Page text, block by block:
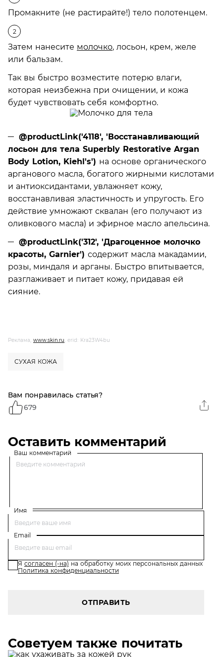
Промакните (не растирайте!) тело полотенцем.
Затем нанесите молочко, лосьон, крем, желе
или бальзам.
Так вы быстро возместите потерю влаги,
которая неизбежна при очищении, и кожа
будет чувствовать себя комфортно.
@productLink('4118', 'Восстанавливающий
лосьон для тела Superbly Restorative Argan
Body Lotion, Kiehl's') на основе органического
арганового масла, богатого жирными кислотами
и антиоксидантами, увлажняет кожу,
восстанавливая эластичность и упругость. Его
действие умножают сквалан (его получают из
оливкового масла) и эфирное масло апельсина.
@productLink('312', 'Драгоценное молочко
красоты, Garnier') содержит масла макадамии,
розы, миндаля и арганы. Быстро впитывается,
разглаживает и питает кожу, придавая ей
сияние.
Реклама, www.skin.ru, erid: Kra23W4bu
СУХАЯ КОЖА
Вам понравилась статья?
679
Оставить комментарий
Ваш комментарий
Имя
Email
Я согласен (-на) на обработку моих персональных данных
Политика конфиденциальности
ОТПРАВИТЬ
Советуем также почитать